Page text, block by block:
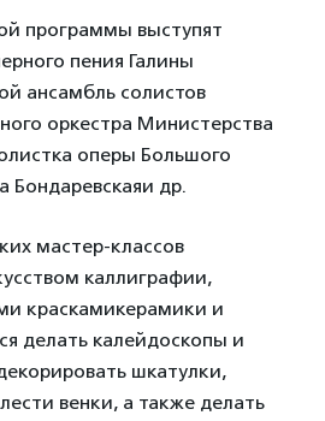
программы выступят
пения Галины
ансамбль солистов
оркестра Министерства
оперы Большого
Бондаревскаяи др.
мастер-классов
каллиграфии,
краскамикерамики и
делать калейдоскопы и
шкатулки,
венки, а также делать